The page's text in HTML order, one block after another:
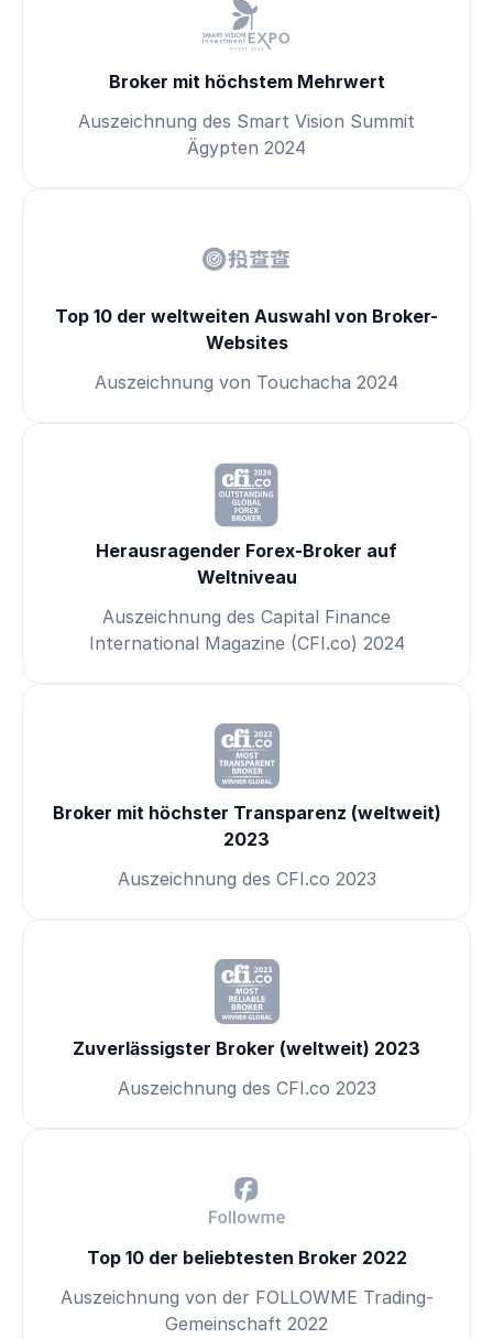
Broker mit höchstem Mehrwert
Auszeichnung des Smart Vision Summit
Ägypten 2024
Top 10 der weltweiten Auswahl von Broker-
Websites
Auszeichnung von Touchacha 2024
Herausragender Forex-Broker auf
Weltniveau
Auszeichnung des Capital Finance
International Magazine (CFI.co) 2024
Broker mit höchster Transparenz (weltweit)
2023
Auszeichnung des CFI.co 2023
Zuverlässigster Broker (weltweit) 2023
Auszeichnung des CFI.co 2023
Top 10 der beliebtesten Broker 2022
Auszeichnung von der FOLLOWME Trading-
Gemeinschaft 2022